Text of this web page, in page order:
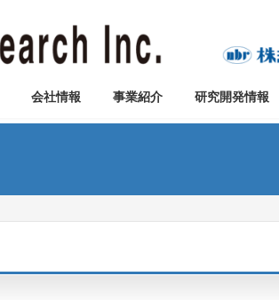
会社情報 事業紹介 研究開発情報